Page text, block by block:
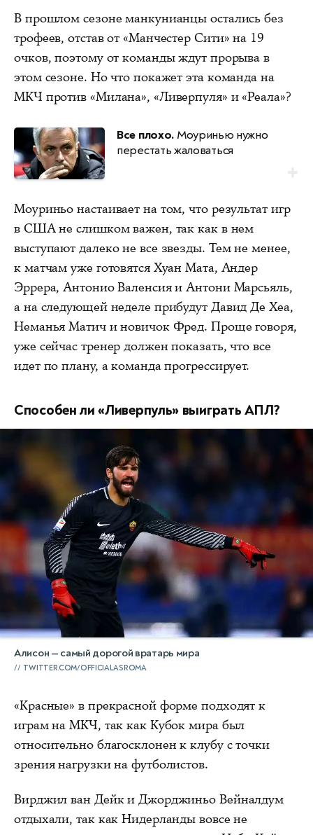
В прошлом сезоне манкунианцы остались без
трофеев, отстав от «Манчестер Сити» на 19
очков, поэтому от команды ждут прорыва в
этом сезоне. Но что покажет эта команда на
МКЧ против «Милана», «Ливерпуля» и «Реала»?
Все плохо. Моуринью нужно
перестать жаловаться
Моуриньо настаивает на том, что результат игр
в США не слишком важен, так как в нем
выступают далеко не все звезды. Тем не менее,
к матчам уже готовятся Хуан Мата, Андер
Эррера, Антонио Валенсия и Антони Марсьяль,
а на следующей неделе прибудут Давид Де Хеа,
Неманья Матич и новичок Фред. Проще говоря,
уже сейчас тренер должен показать, что все
идет по плану, а команда прогрессирует.
Способен ли «Ливерпуль» выиграть АПЛ?
Алисон — самый дорогой вратарь мира
TWITTER.COM/OFFICIALASROMA
«Красные» в прекрасной форме подходят к
играм на МКЧ, так как Кубок мира был
относительно благосклонен к клубу с точки
зрения нагрузки на футболистов.
Вирджил ван Дейк и Джорджиньо Вейналдум
отдыхали, так как Нидерланды вовсе не